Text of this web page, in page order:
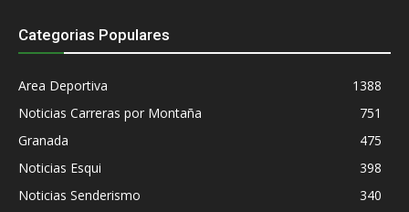
Categorias Populares
Area Deportiva
1388
Noticias Carreras por Montaña
751
Granada
475
Noticias Esqui
398
Noticias Senderismo
340